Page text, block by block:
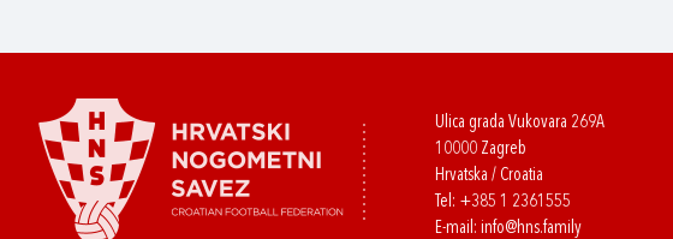
Ulica grada Vukovara 269A
10000 Zagreb
Hrvatska / Croatia
Tel: +385 1 2361555
E-mail: info@hns.family